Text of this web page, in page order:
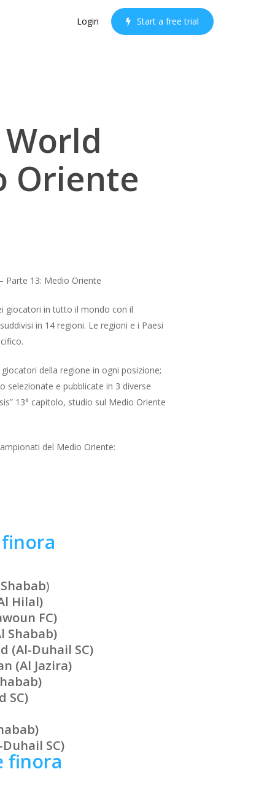
Login Start a free trial
Oriente
Parte 13: Medio Oriente
giocatori in tutto il mondo con il
in 14 regioni. Le regioni e i Paesi
della regione in ogni posizione;
selezionate e pubblicate in 3 diverse
13° capitolo, studio sul Medio Oriente
del Medio Oriente:
finora
)
Hilal)
FC)
Shabab)
(Al-Duhail SC)
(Al Jazira)
SC)
SC)
finora